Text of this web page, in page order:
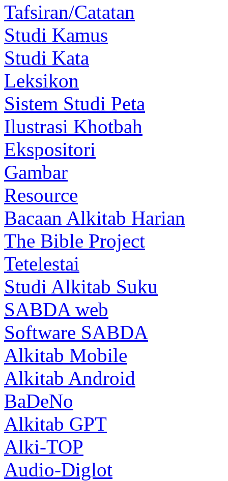
Tafsiran/Catatan
Studi Kamus
Studi Kata
Leksikon
Sistem Studi Peta
Ilustrasi Khotbah
Ekspositori
Gambar
Resource
Bacaan Alkitab Harian
The Bible Project
Tetelestai
Studi Alkitab Suku
SABDA web
Software SABDA
Alkitab Mobile
Alkitab Android
BaDeNo
Alkitab GPT
Alki-TOP
Audio-Diglot